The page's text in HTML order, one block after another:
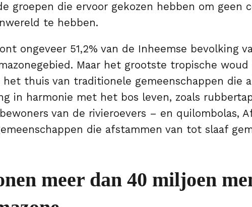
groepen die ervoor gekozen hebben om geen
te hebben.
ongeveer 51,2% van de Inheemse bevolking
Maar het grootste tropische
thuis van traditionele gemeenschappen die
in harmonie met het bos leven, zoals
van de rivieroevers – en quilombolas,
die afstammen van tot slaaf
meer dan 40 miljoen